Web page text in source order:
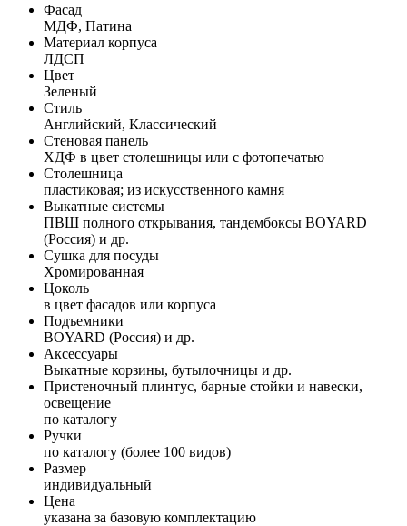
Фасад
МДФ, Патина
Материал корпуса
ЛДСП
Цвет
Зеленый
Стиль
Английский, Классический
Стеновая панель
ХДФ в цвет столешницы или с фотопечатью
Столешница
пластиковая; из искусственного камня
Выкатные системы
ПВШ полного открывания, тандембоксы BOYARD
(Россия) и др.
Сушка для посуды
Хромированная
Цоколь
в цвет фасадов или корпуса
Подъемники
BOYARD (Россия) и др.
Аксессуары
Выкатные корзины, бутылочницы и др.
Пристеночный плинтус, барные стойки и навески,
освещение
по каталогу
Ручки
по каталогу (более 100 видов)
Размер
индивидуальный
Цена
указана за базовую комплектацию